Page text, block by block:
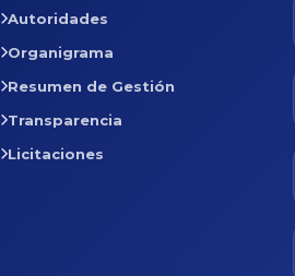
Autoridades
Organigrama
Resumen de Gestión
Transparencia
Licitaciones